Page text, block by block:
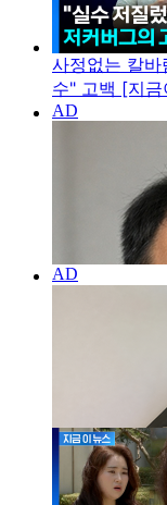
사정없는 칼바
수" 고백 [지금